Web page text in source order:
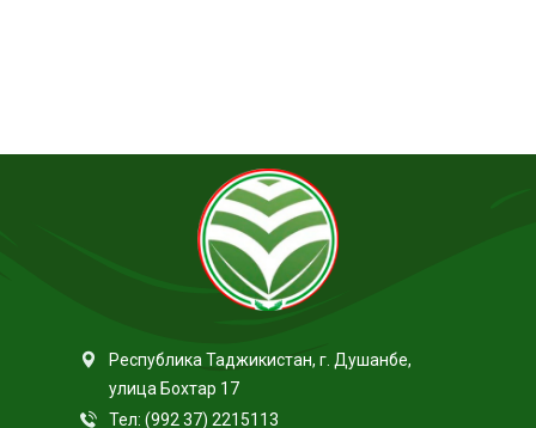
Республика Таджикистан, г. Душанбе,
улица Бохтар 17
Тел: (992 37) 2215113